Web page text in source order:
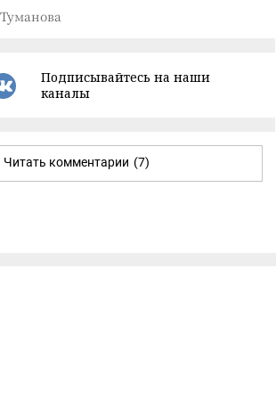
Подписывайтесь на наши
каналы
Читать комментарии (7)